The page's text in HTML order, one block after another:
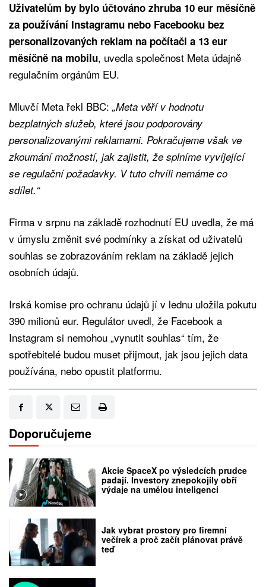
Uživatelům by bylo účtováno zhruba 10 eur měsíčně
za používání Instagramu nebo Facebooku bez
personalizovaných reklam na počítači a 13 eur
měsíčně na mobilu, uvedla společnost Meta údajně
regulačním orgánům EU.
Mluvčí Meta řekl BBC: „Meta věří v hodnotu
bezplatných služeb, které jsou podporovány
personalizovanými reklamami. Pokračujeme však ve
zkoumání možností, jak zajistit, že splníme vyvíjející
se regulační požadavky. V tuto chvíli nemáme co
sdílet.“
Firma v srpnu na základě rozhodnutí EU uvedla, že má
v úmyslu změnit své podmínky a získat od uživatelů
souhlas se zobrazováním reklam na základě jejich
osobních údajů.
Irská komise pro ochranu údajů jí v lednu uložila pokutu
390 milionů eur. Regulátor uvedl, že Facebook a
Instagram si nemohou „vynutit souhlas“ tím, že
spotřebitelé budou muset přijmout, jak jsou jejich data
používána, nebo opustit platformu.
Doporučujeme
Akcie SpaceX po výsledcích prudce
padají. Investory znepokojily obří
výdaje na umělou inteligenci
Jak vybrat prostory pro firemní
večírek a proč začít plánovat právě
teď